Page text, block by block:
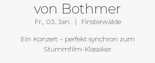
von Bothmer
Fr., 03. Jan.
  |
Finsterwalde
Ein Konzert – perfekt synchron zum
Stummfilm-Klassiker